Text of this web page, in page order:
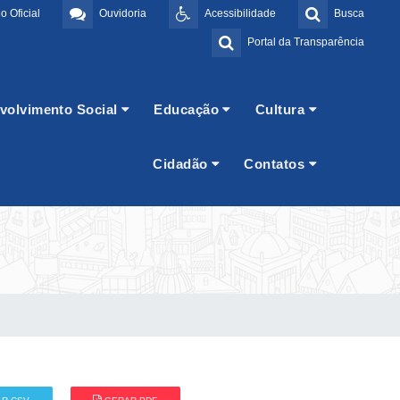
Busca
Acessibilidade
Ouvidoria
Oficial
Portal da Transparência
Social Educação Cultura
Cidadão Contatos